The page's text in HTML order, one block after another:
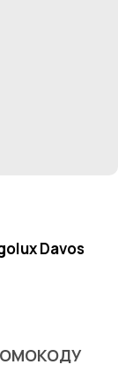
Davos